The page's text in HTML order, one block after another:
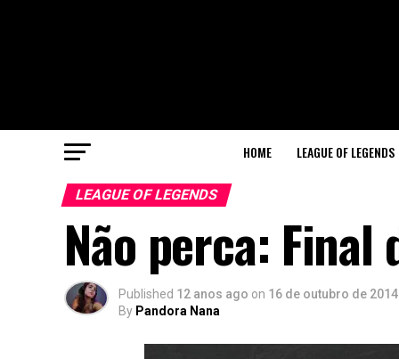
HOME LEAGUE OF LEGENDS
LEAGUE OF LEGENDS
Não perca: Final
Published 12 anos ago on 16 de outubro de 2014
By Pandora Nana